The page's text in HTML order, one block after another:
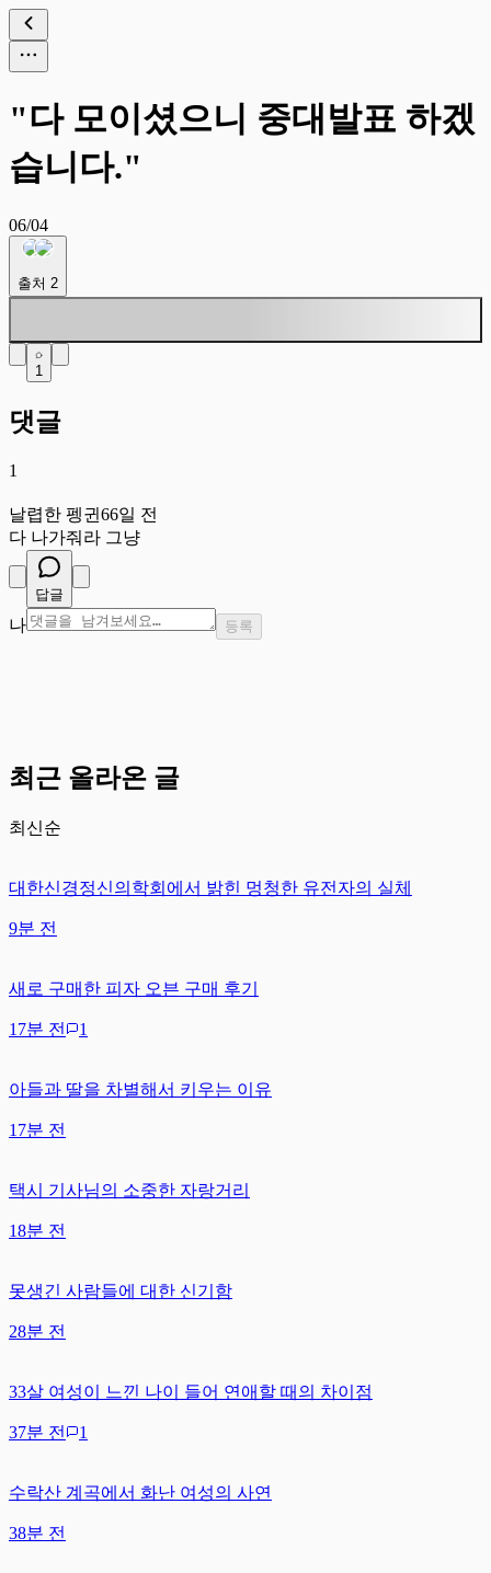
"다 모이셨으니 중대발표 하겠
습니다."
06/04
출처 2
1
댓글
1
날렵한 펭귄 66일 전
다 나가줘라 그냥
답글
나 등록
최근 올라온 글
최신순
대한신경정신의학회에서 밝힌 멍청한 유전자의 실체
9분 전
새로 구매한 피자 오븐 구매 후기
17분 전 1
아들과 딸을 차별해서 키우는 이유
17분 전
택시 기사님의 소중한 자랑거리
18분 전
못생긴 사람들에 대한 신기함
28분 전
33살 여성이 느낀 나이 들어 연애할 때의 차이점
37분 전 1
수락산 계곡에서 화난 여성의 사연
38분 전